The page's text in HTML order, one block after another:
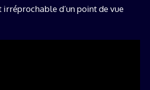
irréprochable d’un point de vue